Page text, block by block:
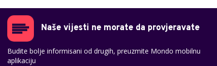
Naše vijesti ne morate da provjeravate
Budite bolje informisani od drugih, preuzmite Mondo mobilnu
aplikaciju